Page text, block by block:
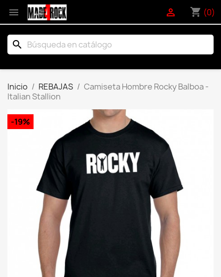
 shopping_cart (0)

search
Inicio REBAJAS
Camiseta Hombre Rocky Balboa -
Italian Stallion
-19%